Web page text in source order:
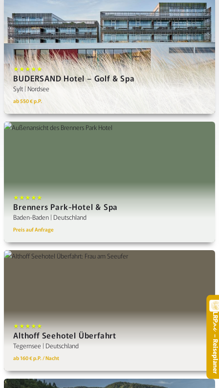
–
★★★★★
BUDERSAND Hotel – Golf & Spa
Sylt | Nordsee
ab 550 € p.P.
★★★★★
Brenners Park-Hotel & Spa
Baden-Baden | Deutschland
Preis auf Anfrage
★★★★★
Althoff Seehotel Überfahrt
Tegernsee | Deutschland
ab 160 € p.P. / Nacht